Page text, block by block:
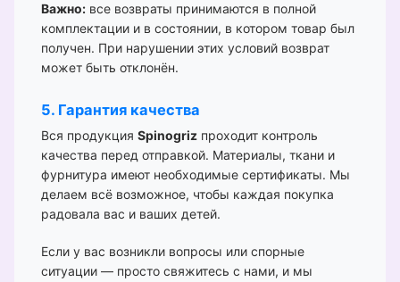
Важно: все возвраты принимаются в полной
комплектации и в состоянии, в котором товар был
получен. При нарушении этих условий возврат
может быть отклонён.
5. Гарантия качества
Вся продукция Spinogriz проходит контроль
качества перед отправкой. Материалы, ткани и
фурнитура имеют необходимые сертификаты. Мы
делаем всё возможное, чтобы каждая покупка
радовала вас и ваших детей.
Если у вас возникли вопросы или спорные
ситуации — просто свяжитесь с нами, и мы